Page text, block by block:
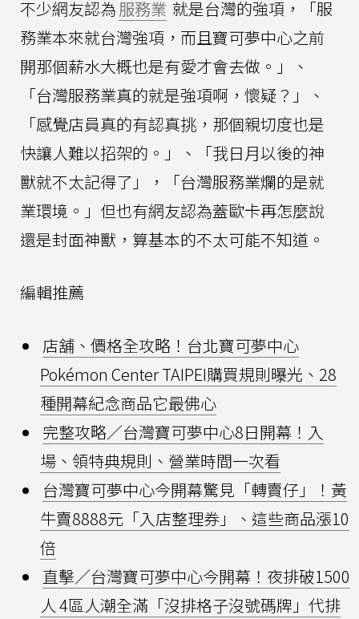
不少網友認為服務業 就是台灣的強項，「服
務業本來就台灣強項，而且寶可夢中心之前
開那個薪水大概也是有愛才會去做。」、
「台灣服務業真的就是強項啊，懷疑？」、
「感覺店員真的有認真挑，那個親切度也是
快讓人難以招架的。」、「我日月以後的神
獸就不太記得了」，「台灣服務業爛的是就
業環境。」但也有網友認為蓋歐卡再怎麼說
還是封面神獸，算基本的不太可能不知道。
編輯推薦
店舖、價格全攻略！台北寶可夢中心
Pokémon Center TAIPEI購買規則曝光、28
種開幕紀念商品它最佛心
完整攻略／台灣寶可夢中心8日開幕！入
場、領特典規則、營業時間一次看
台灣寶可夢中心今開幕驚見「轉賣仔」！黃
牛賣8888元「入店整理券」、這些商品漲10
倍
直擊／台灣寶可夢中心今開幕！夜排破1500
人 4區人潮全滿「沒排格子沒號碼牌」代排